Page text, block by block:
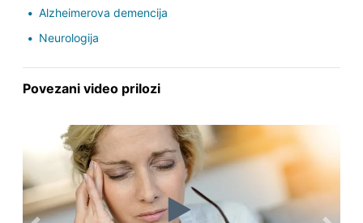
Alzheimerova demencija
Neurologija
Povezani video prilozi